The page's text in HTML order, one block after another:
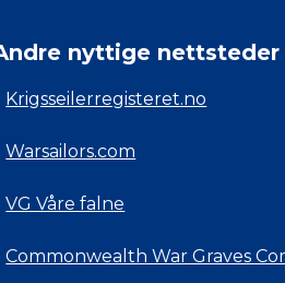
nyttige nettsteder
Krigsseilerregisteret.no
Warsailors.com
VG Våre falne
Commonwealth War Graves